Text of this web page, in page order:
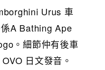
Urus 車
A Bathing Ape
。細節仲有後車
日文發音。